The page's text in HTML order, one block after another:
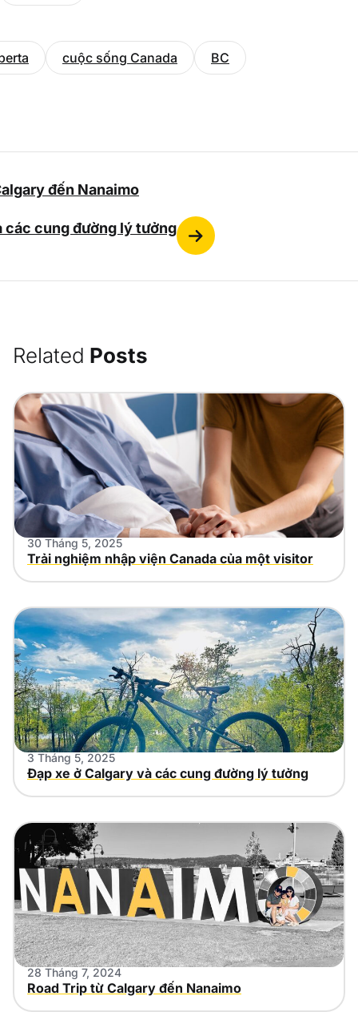
cuộc sống Canada BC
đến Nanaimo
các cung đường lý tưởng
Related Posts
30 Tháng 5, 2025
Trải nghiệm nhập viện Canada của một visitor
3 Tháng 5, 2025
Đạp xe ở Calgary và các cung đường lý tưởng
28 Tháng 7, 2024
Road Trip từ Calgary đến Nanaimo